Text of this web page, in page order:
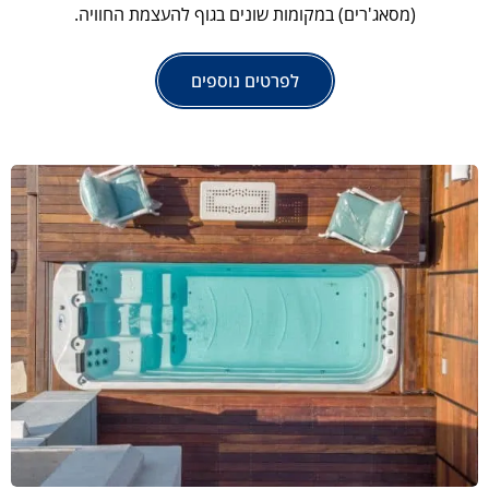
(מסאג'רים) במקומות שונים בגוף להעצמת החוויה.
לפרטים נוספים